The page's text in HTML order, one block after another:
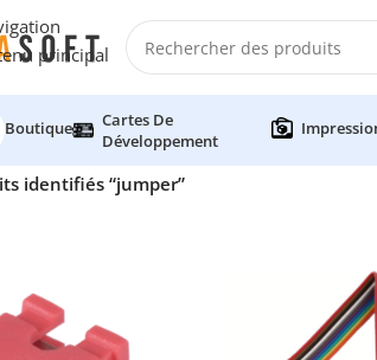
principal
Boutique
Cartes De
Développement
identifiés “jumper”